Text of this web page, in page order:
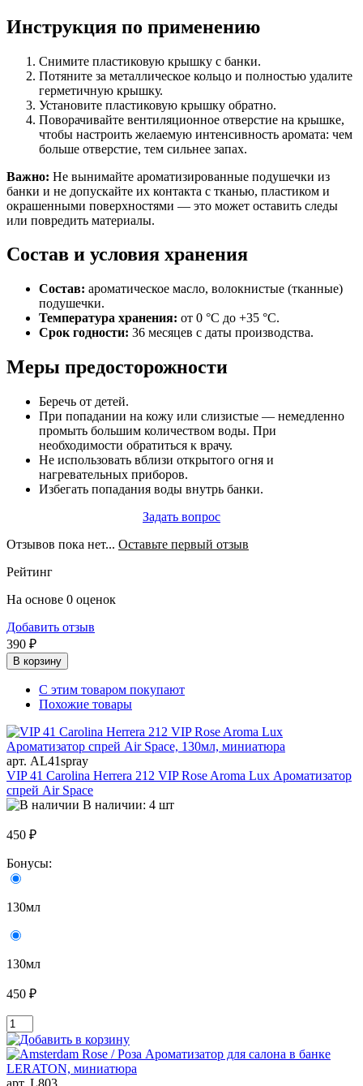
Инструкция по применению
Снимите пластиковую крышку с банки.
Потяните за металлическое кольцо и полностью удалите
герметичную крышку.
Установите пластиковую крышку обратно.
Поворачивайте вентиляционное отверстие на крышке,
чтобы настроить желаемую интенсивность аромата: чем
больше отверстие, тем сильнее запах.
Важно: Не вынимайте ароматизированные подушечки из
банки и не допускайте их контакта с тканью, пластиком и
окрашенными поверхностями — это может оставить следы
или повредить материалы.
Состав и условия хранения
Состав: ароматическое масло, волокнистые (тканные)
подушечки.
Температура хранения: от 0 °C до +35 °C.
Срок годности: 36 месяцев с даты производства.
Меры предосторожности
Беречь от детей.
При попадании на кожу или слизистые — немедленно
промыть большим количеством воды. При
необходимости обратиться к врачу.
Не использовать вблизи открытого огня и
нагревательных приборов.
Избегать попадания воды внутрь банки.
Задать вопрос
Отзывов пока нет... Оставьте первый отзыв
Рейтинг
На основе 0 оценок
Добавить отзыв
390 ₽
В корзину
С этим товаром покупают
Похожие товары
арт. AL41spray
VIP 41 Carolina Herrera 212 VIP Rose Aroma Lux Ароматизатор
спрей Air Space
В наличии: 4 шт
450 ₽
Бонусы:
130мл
130мл
450 ₽